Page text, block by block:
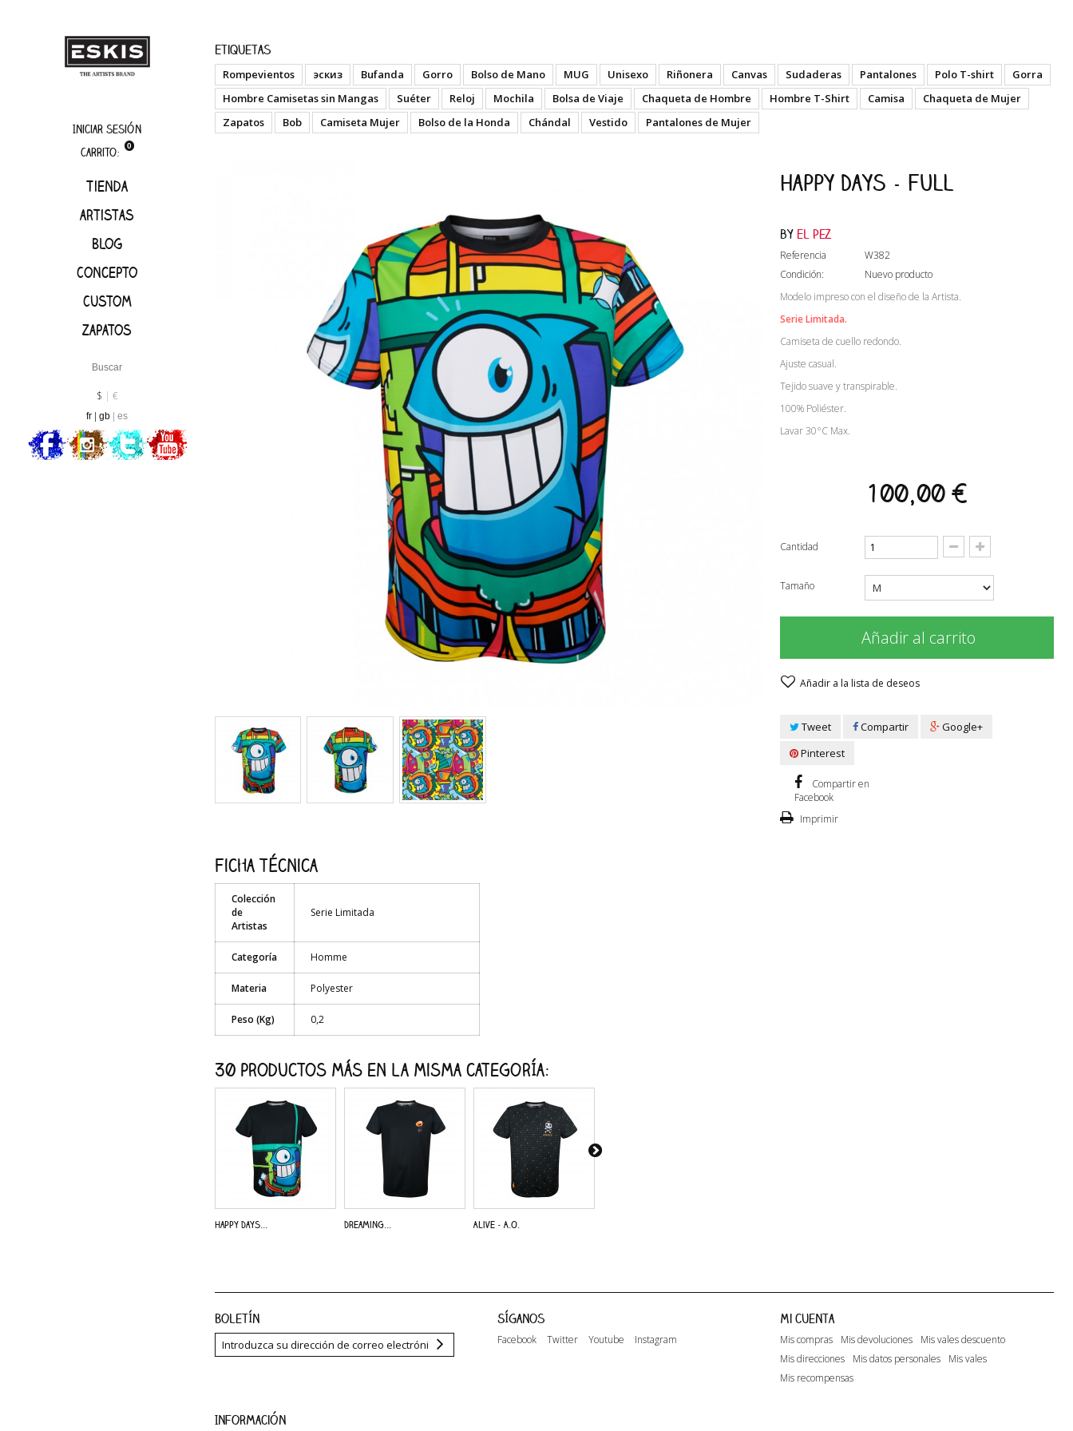
Iniciar sesión
Carrito:
0
Tienda
artistas
Blog
Concepto
Custom
Zapatos
$ €
fr gb es
boutique
Etiquetas
Rompevientos эскиз Bufanda Gorro Bolso de Mano MUG Unisexo Riñonera Canvas Sudaderas Pantalones Polo T-shirt
Gorra
Hombre Camisetas sin Mangas
Suéter Reloj Mochila Bolsa de Viaje Chaqueta de Hombre Hombre T-Shirt Camisa
Chaqueta de Mujer
Zapatos
Bob Camiseta Mujer Bolso de la Honda Chándal Vestido Pantalones de Mujer
Happy Days - Full
by El Pez
Referencia
W382
Condición:
Nuevo producto
Modelo impreso con el diseño de la Artista.
Serie Limitada.
Camiseta de cuello redondo.
Ajuste casual.
Tejido suave y transpirable.
100% Poliéster.
Lavar 30°C Max.
100,00 €
Cantidad
Tamaño
Añadir al carrito
Añadir a la lista de deseos
Tweet Compartir
Google+
Pinterest
Compartir en
Facebook
Imprimir
Ficha técnica
Colección
de
Artistas
Serie Limitada
Categoría Homme
Materia Polyester
Peso (Kg) 0,2
30 productos más en la misma categoría:
Happy Days... Dreaming... Alive - A.O.
Boletín Síganos
Facebook Twitter Youtube Instagram
Mi cuenta
Mis compras Mis devoluciones
Mis vales descuento
Mis direcciones
Mis datos personales
Mis vales
Mis recompensas
Información